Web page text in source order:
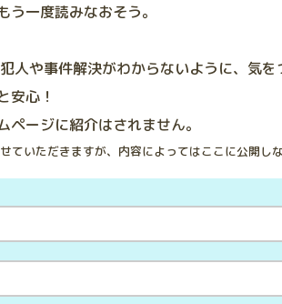
一度読みなおそう。
人や事件解決がわからないように、気を
安心！
ージに紹介はされません。
いただきますが、内容によってはここに公開し